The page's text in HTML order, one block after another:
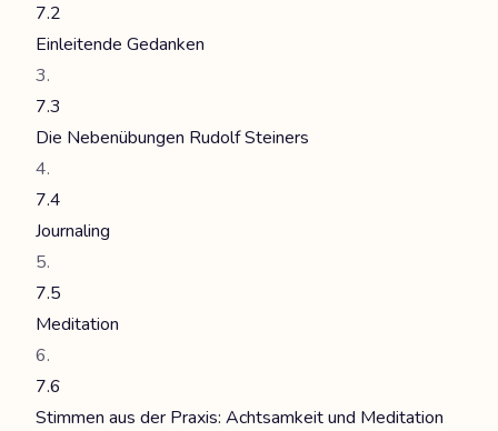
7.2
Einleitende Gedanken
7.3
Die Nebenübungen Rudolf Steiners
7.4
Journaling
7.5
Meditation
7.6
Stimmen aus der Praxis: Achtsamkeit und Meditation